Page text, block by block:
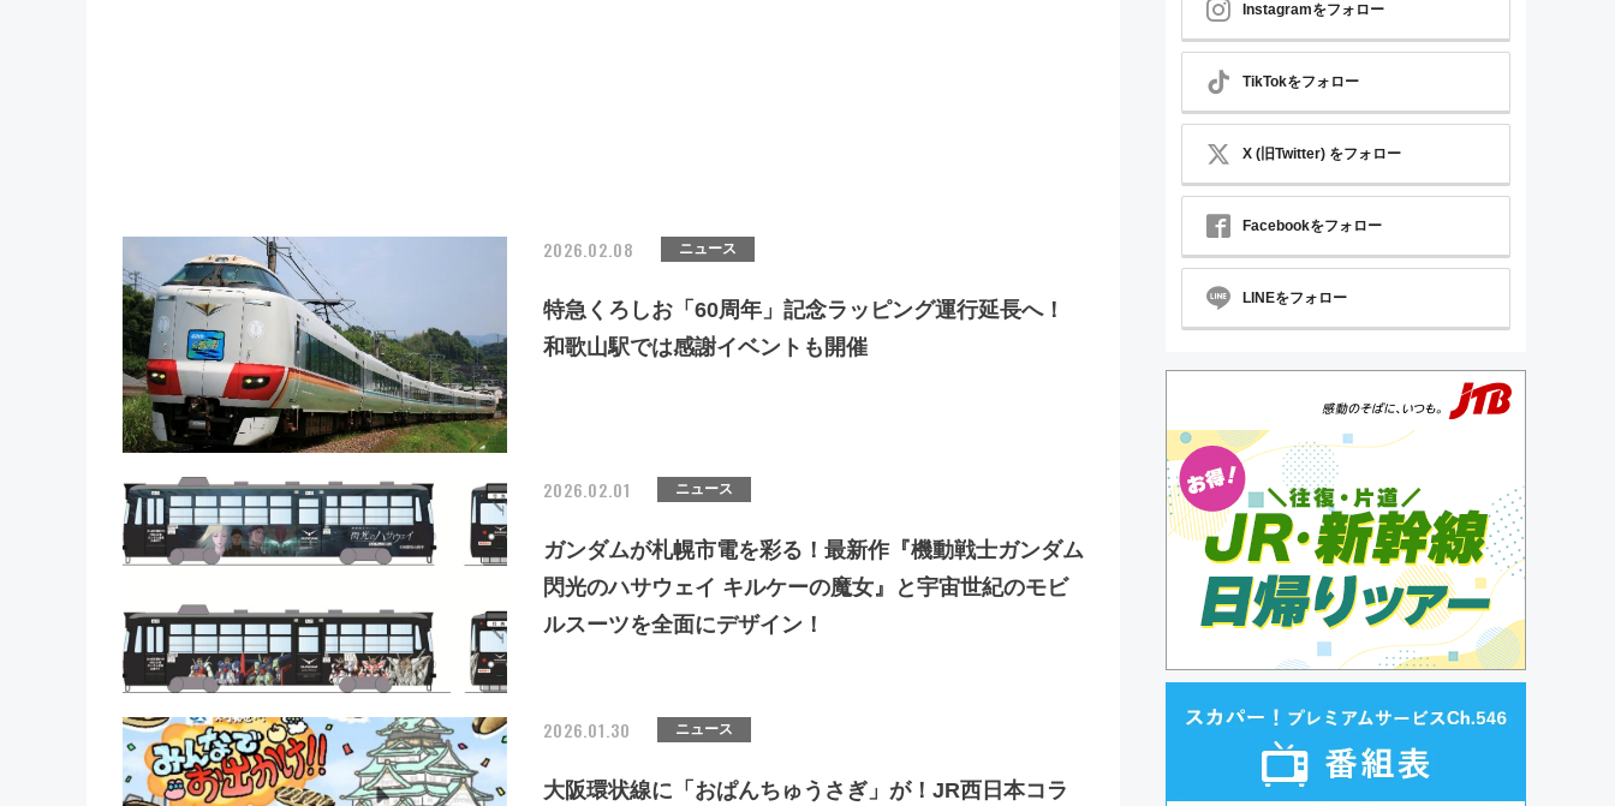
2026.02.08 ニュース
特急くろしお「60周年」記念ラッピング運行延長へ！
和歌山駅では感謝イベントも開催
2026.02.01 ニュース
ガンダムが札幌市電を彩る！最新作『機動戦士ガンダム
閃光のハサウェイ キルケーの魔女』と宇宙世紀のモビ
ルスーツを全面にデザイン！
2026.01.30 ニュース
大阪環状線に「おぱんちゅうさぎ」が！JR西日本コラ
Instagramをフォロー
TikTokをフォロー
X (旧Twitter) をフォロー
Facebookをフォロー
LINEをフォロー